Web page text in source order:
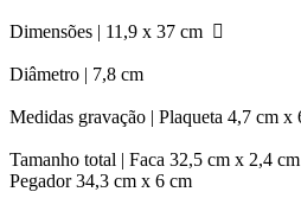
Dimensões | 11,9 x 37 cm
Diâmetro | 7,8 cm
Medidas gravação | Plaqueta 4,7 cm x
Tamanho total | Faca 32,5 cm x 2,4
Pegador 34,3 cm x 6 cm